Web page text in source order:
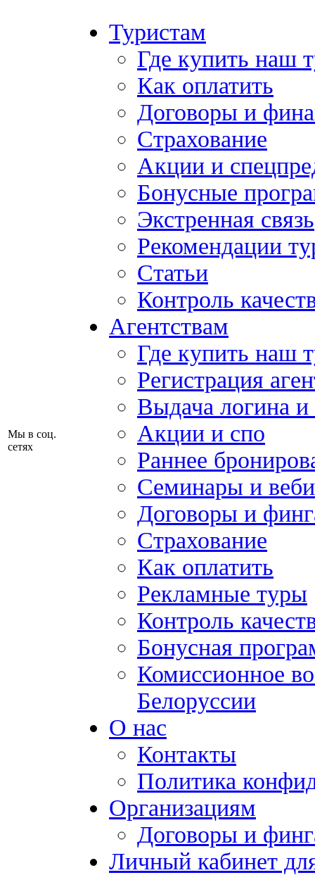
Мы в соц.
сетях
Туристам
Где купить наш
Как оплатить
Договоры и
Страхование
Акции и
Бонусные
Экстренная связь
Рекомендации
Статьи
Контроль
Агентствам
Где купить наш
Регистрация
Выдача логина и
Акции и спо
Раннее
Семинары и
Договоры и
Страхование
Как оплатить
Рекламные туры
Контроль
Бонусная
Комиссионное
Белоруссии
О нас
Контакты
Политика
Организациям
Договоры и
Личный кабинет